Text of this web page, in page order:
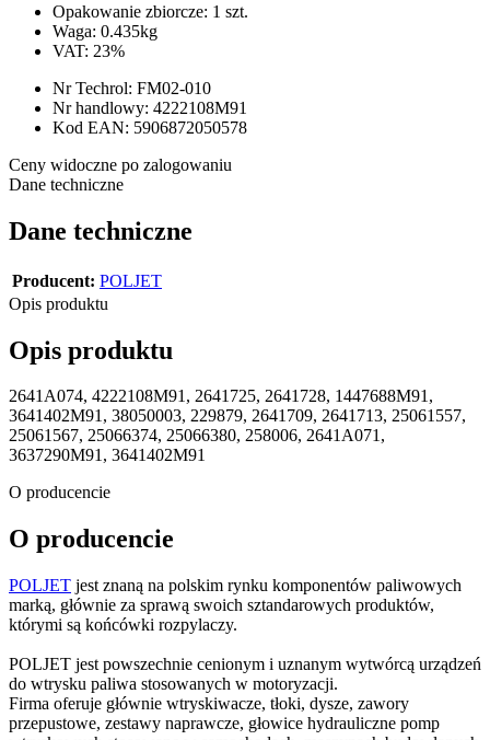
Opakowanie zbiorcze: 1 szt.
Waga: 0.435kg
VAT: 23%
Nr Techrol: FM02-010
Nr handlowy: 4222108M91
Kod EAN: 5906872050578
Ceny widoczne po zalogowaniu
Dane techniczne
Dane techniczne
Producent: POLJET
Opis produktu
Opis produktu
2641A074, 4222108M91, 2641725, 2641728, 1447688M91,
3641402M91, 38050003, 229879, 2641709, 2641713, 25061557,
25061567, 25066374, 25066380, 258006, 2641A071,
3637290M91, 3641402M91
O producencie
O producencie
POLJET jest znaną na polskim rynku komponentów paliwowych
marką, głównie za sprawą swoich sztandarowych produktów,
którymi są końcówki rozpylaczy.
POLJET jest powszechnie cenionym i uznanym wytwórcą urządzeń
do wtrysku paliwa stosowanych w motoryzacji.
Firma oferuje głównie wtryskiwacze, tłoki, dysze, zawory
przepustowe, zestawy naprawcze, głowice hydrauliczne pomp